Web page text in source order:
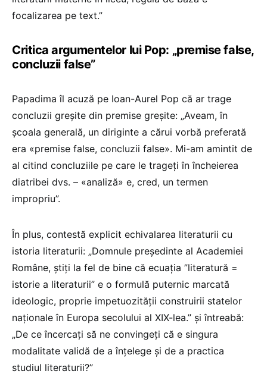
focalizarea pe text.”
Critica argumentelor lui Pop: „premise false,
concluzii false”
Papadima îl acuză pe Ioan-Aurel Pop că ar trage
concluzii greșite din premise greșite: „Aveam, în
școala generală, un diriginte a cărui vorbă preferată
era «premise false, concluzii false». Mi-am amintit de
al citind concluziile pe care le trageți în încheierea
diatribei dvs. – «analiză» e, cred, un termen
impropriu”.
În plus, contestă explicit echivalarea literaturii cu
istoria literaturii: „Domnule președinte al Academiei
Române, știți la fel de bine că ecuația ”literatură =
istorie a literaturii” e o formulă puternic marcată
ideologic, proprie impetuozității construirii statelor
naționale în Europa secolului al XIX-lea.” și întreabă:
„De ce încercați să ne convingeți că e singura
modalitate validă de a înțelege și de a practica
studiul literaturii?”